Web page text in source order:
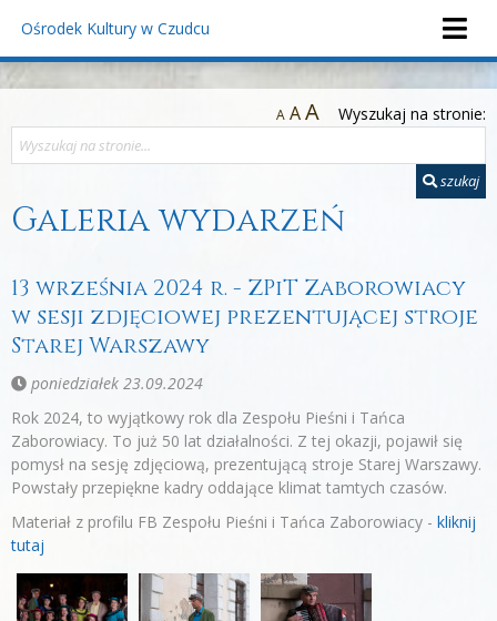
Ośrodek Kultury w Czudcu
A AA Wyszukaj na stronie:
szukaj
Galeria wydarzeń
13 września 2024 r. - ZPiT Zaborowiacy
w sesji zdjęciowej prezentującej stroje
Starej Warszawy
poniedziałek 23.09.2024
Rok 2024, to wyjątkowy rok dla Zespołu Pieśni i Tańca
Zaborowiacy. To już 50 lat działalności. Z tej okazji, pojawił się
pomysł na sesję zdjęciową, prezentującą stroje Starej Warszawy.
Powstały przepiękne kadry oddające klimat tamtych czasów.
Materiał z profilu FB Zespołu Pieśni i Tańca Zaborowiacy - kliknij
tutaj